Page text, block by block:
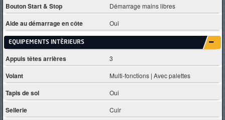
Bouton Start & Stop Démarrage mains libres
Aide au démarrage en côte Oui
EQUIPEMENTS INTÈRIEURS
Appuis têtes arrières 3
Volant Multi-fonctions | Avec palettes
Tapis de sol Oui
Sellerie Cuir